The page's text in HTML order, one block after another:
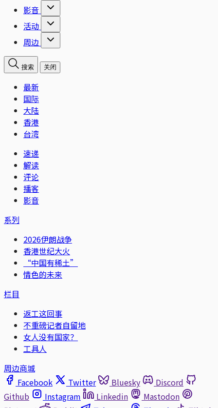
影音
活动
周边
搜索 关闭
最新
国际
大陆
香港
台湾
速递
解读
评论
播客
影音
系列
2026伊朗战争
香港世纪大火
“中国有稀土”
情色的未来
栏目
返工这回事
不重磅记者自留地
女人没有国家？
工具人
周边商城
Facebook
Twitter Bluesky
Discord
Github
Instagram Linkedin
Mastodon